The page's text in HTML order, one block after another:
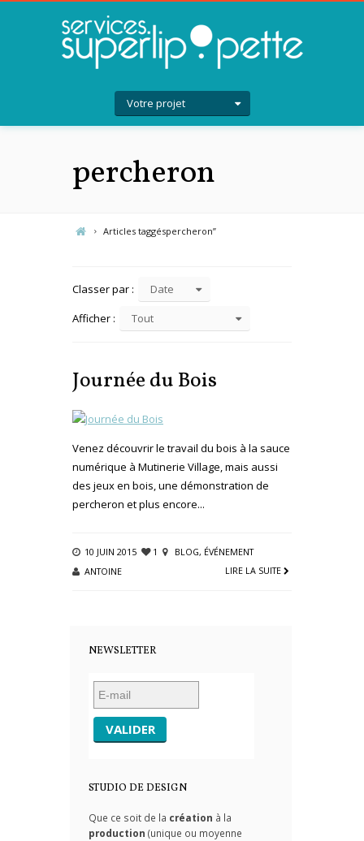
Votre projet
percheron
Articles taggéspercheron”
Classer par :
Date
Afficher :
Tout
Journée du Bois
Venez découvrir le travail du bois à la sauce
numérique à Mutinerie Village, mais aussi
des jeux en bois, une démonstration de
percheron et plus encore...
10 JUIN 2015 1 BLOG, ÉVÉNEMENT
ANTOINE
LIRE LA SUITE
NEWSLETTER
STUDIO DE DESIGN
Que ce soit de la création à la
production (unique ou moyenne